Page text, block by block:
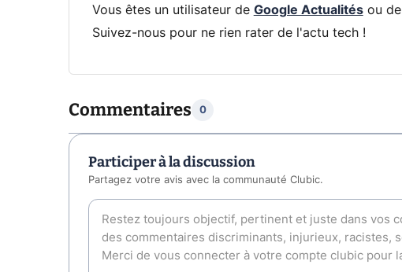
Vous êtes un utilisateur de Google Actualitésou de
Suivez-nous pour ne rien rater de l'actu tech !
Commentaires 0
Participer à la discussion
Partagez votre avis avec la communauté Clubic.